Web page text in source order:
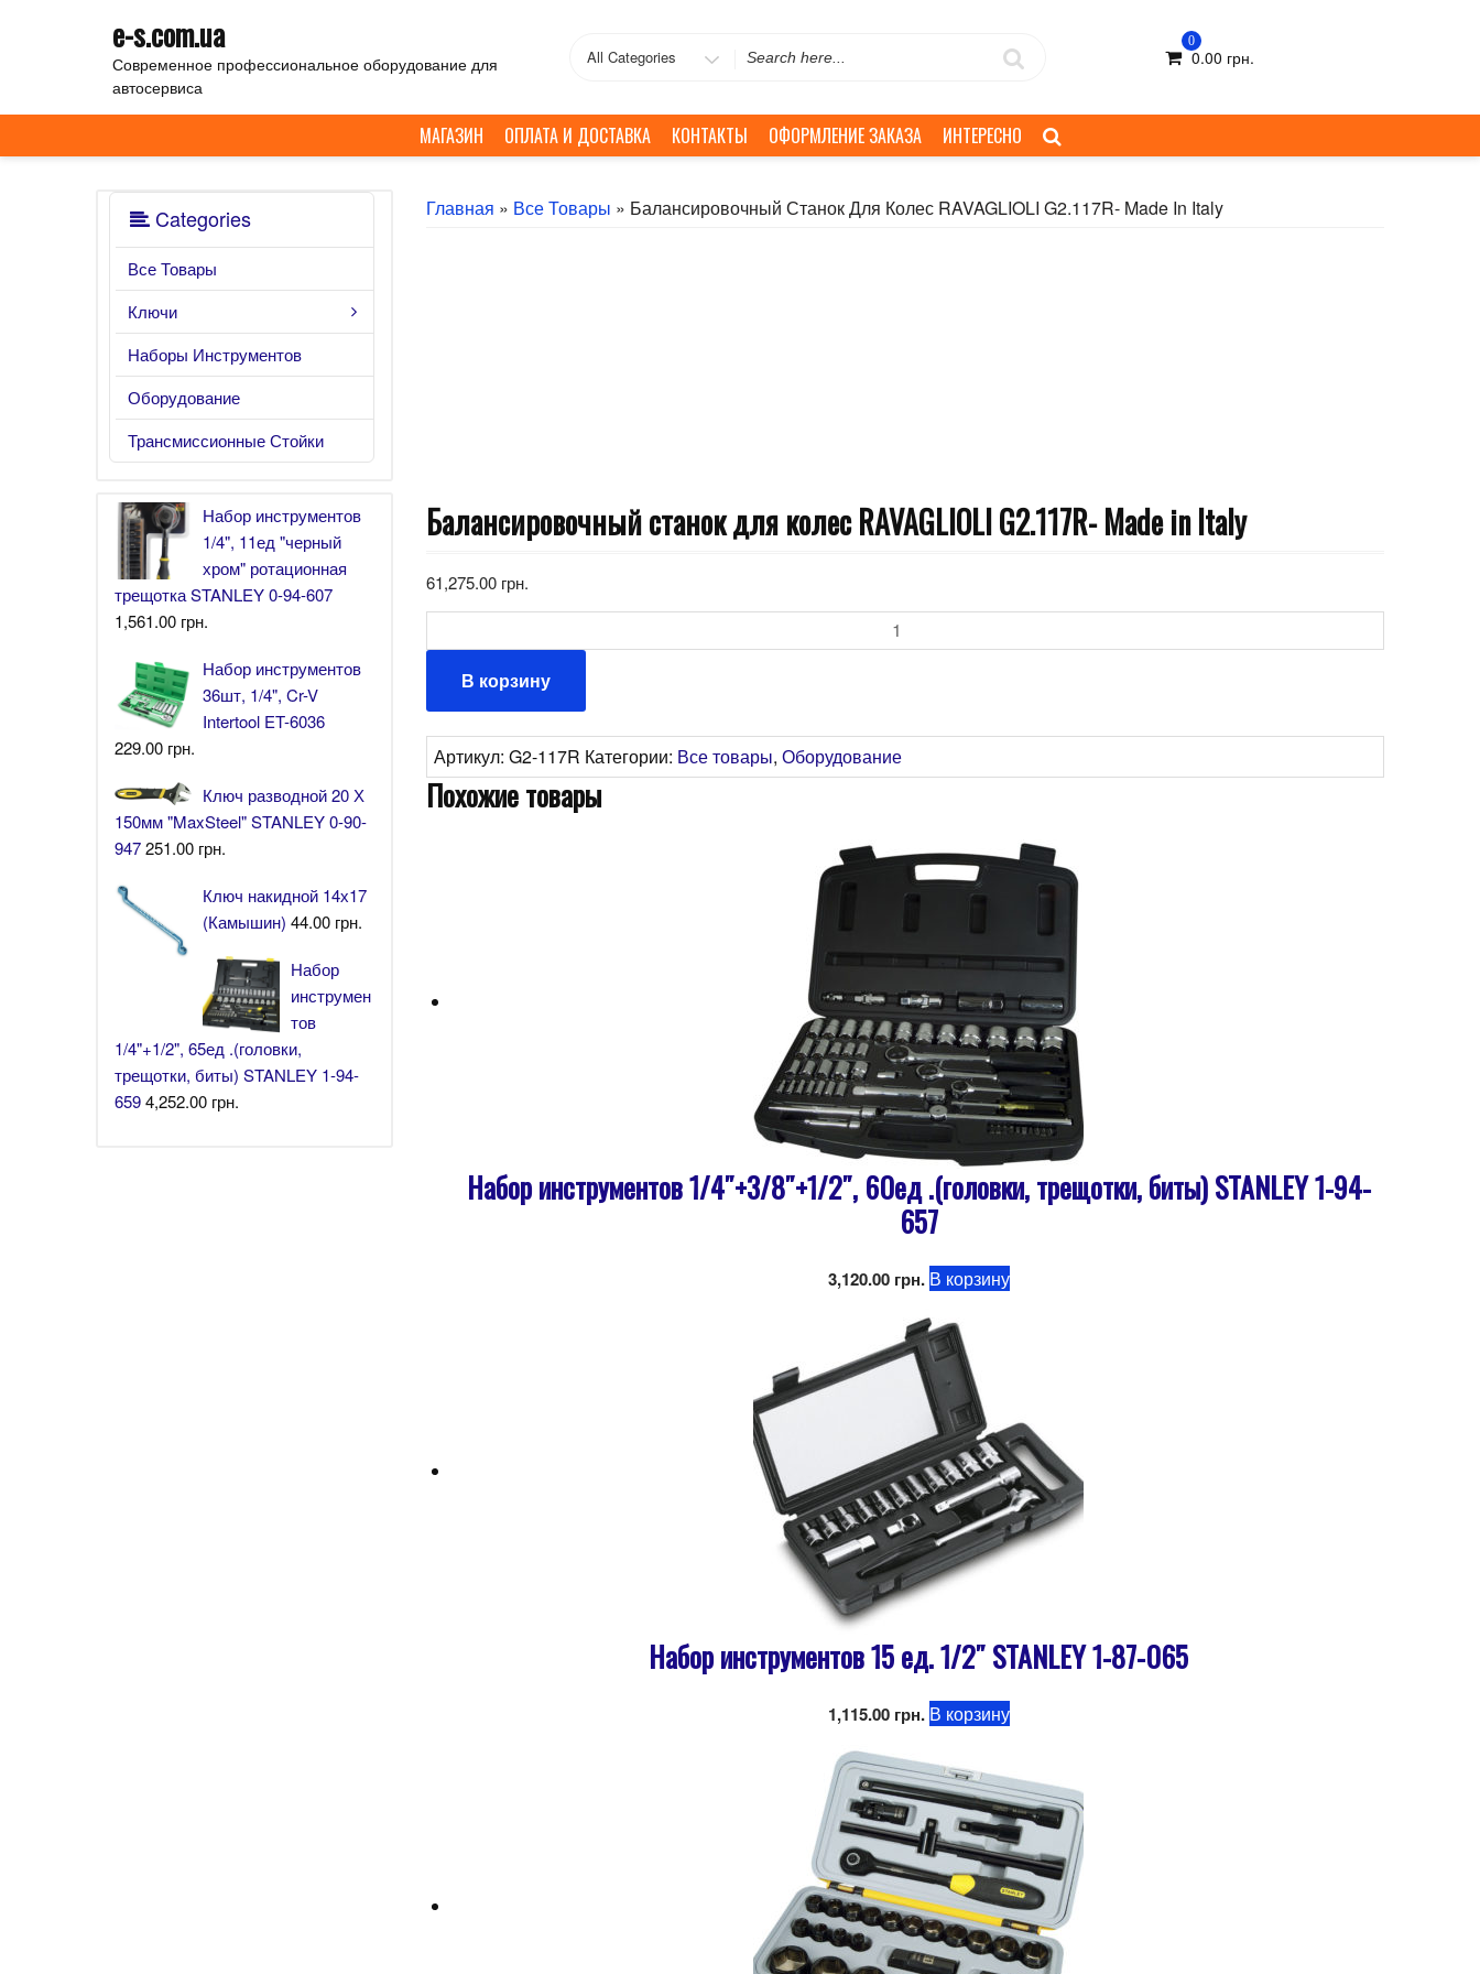
e-s.com.ua
Современное профессиональное оборудование для
автосервиса
Search
0
0.00 грн.
МАГАЗИН ОПЛАТА И ДОСТАВКА КОНТАКТЫ ОФОРМЛЕНИЕ ЗАКАЗА ИНТЕРЕСНО
Categories
Все Товары
Ключи
Наборы Инструментов
Оборудование
Трансмиссионные Стойки
Набор инструментов
1/4", 11ед "черный
хром" ротационная
трещотка STANLEY 0-94-607
1,561.00 грн.
Набор инструментов
36шт, 1/4", Cr-V
Intertool ET-6036
229.00 грн.
Ключ разводной 20 Х
150мм "MaxSteel" STANLEY 0-90-
947251.00 грн.
Ключ накидной 14х17
(Камышин) 44.00 грн.
Набор
инструмен
тов
1/4"+1/2", 65ед .(головки,
трещотки, биты) STANLEY 1-94-
6594,252.00 грн.
Главная » Все Товары » Балансировочный Станок Для Колес RAVAGLIOLI G2.117R- Made In Italy
Балансировочный станок для колес RAVAGLIOLI G2.117R- Made in Italy
61,275.00 грн.
В корзину
Артикул: G2-117R Категории: Все товары, Оборудование
Похожие товары
Набор инструментов 1/4″+3/8″+1/2″, 60ед .(головки, трещотки, биты) STANLEY 1-94-
657
3,120.00 грн. В корзину
Набор инструментов 15 ед. 1/2″ STANLEY 1-87-065
1,115.00 грн. В корзину